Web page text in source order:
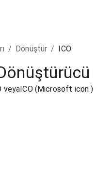
/ Dönüştür / ICO
veyaICO (Microsoft icon )